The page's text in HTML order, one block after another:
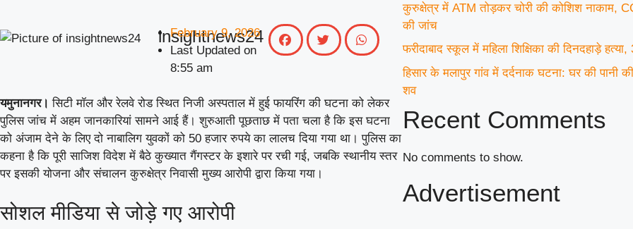
insightnews24
February 9, 2026
Last Updated on
8:55 am
यमुनानगर। सिटी मॉल और रेलवे रोड स्थित निजी अस्पताल में हुई फायरिंग की घटना को लेकर
पुलिस जांच में अहम जानकारियां सामने आई हैं। शुरुआती पूछताछ में पता चला है कि इस घटना
को अंजाम देने के लिए दो नाबालिग युवकों को 50 हजार रुपये का लालच दिया गया था। पुलिस का
कहना है कि पूरी साजिश विदेश में बैठे कुख्यात गैंगस्टर के इशारे पर रची गई, जबकि स्थानीय स्तर
पर इसकी योजना और संचालन कुरुक्षेत्र निवासी मुख्य आरोपी द्वारा किया गया।
सोशल मीडिया से जोड़े गए आरोपी
कुरुक्षेत्र में ATM तोड़कर चोरी की कोशिश
की जांच
फरीदाबाद स्कूल में महिला शिक्षिका की दिनदहाड़े
हिसार के मलापुर गांव में दर्दनाक घटना: घर की पानी
शव
Recent Comments
No comments to show.
Advertisement